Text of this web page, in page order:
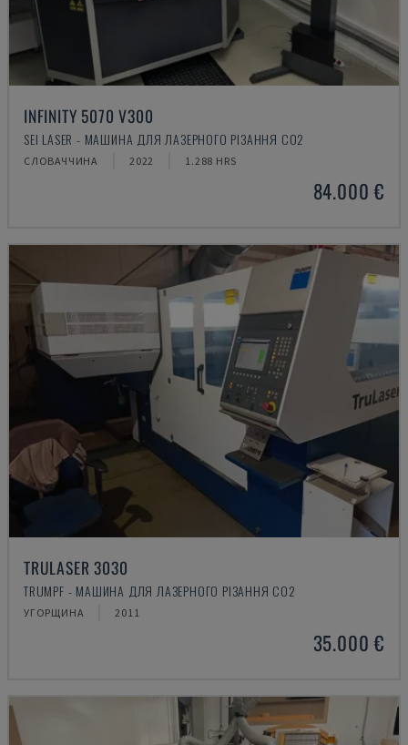
INFINITY 5070 V300
SEI LASER - МАШИНА ДЛЯ ЛАЗЕРНОГО РІЗАННЯ CO2
СЛОВАЧЧИНА 2022 1.288 HRS
84.000 €
TRULASER 3030
TRUMPF - МАШИНА ДЛЯ ЛАЗЕРНОГО РІЗАННЯ CO2
УГОРЩИНА 2011
35.000 €